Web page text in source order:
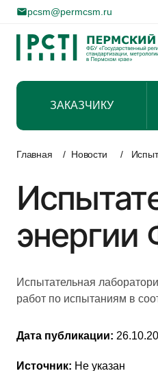
pcsm@permcsm.ru
ЗАКАЗЧИКУ
Главная / Новости /
Испытательная
работ по испытаниям в
Дата публикации:
Источник: Не указан